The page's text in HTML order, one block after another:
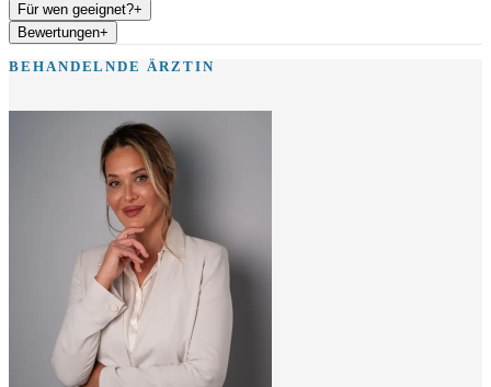
Für wen geeignet?+
Bewertungen+
BEHANDELNDE ÄRZTIN